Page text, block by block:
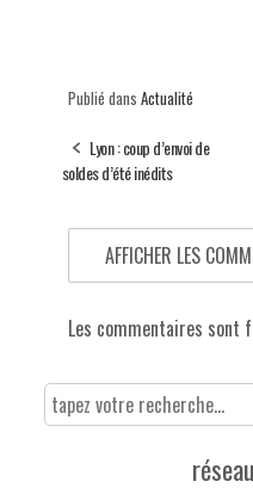
Publié dans Actualité
Lyon : coup d’envoi de
soldes d’été inédits
AFFICHER LES
Les commentaires sont